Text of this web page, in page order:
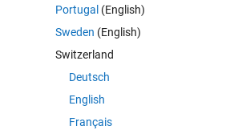
data (every 30 minutes). table2 has each
I get the expected outcome. Because table
in table1. I am having trouble writing
Portugal (English)
Sweden (English)
Switzerland
Deutsch
English
Français